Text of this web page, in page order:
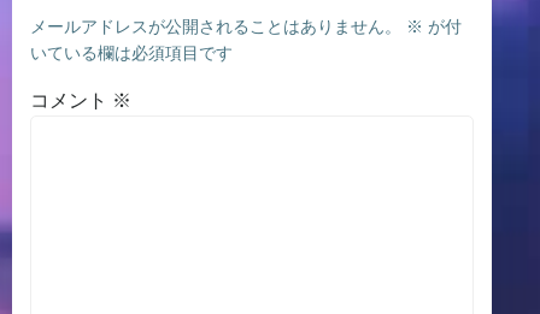
メールアドレスが公開されることはありません。 ※ が付
いている欄は必須項目です
コメント ※